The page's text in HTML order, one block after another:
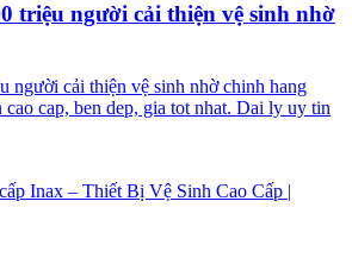
triệu người cải thiện vệ sinh nhờ
người cải thiện vệ sinh nhờ chinh hang
cap, ben dep, gia tot nhat. Dai ly uy tin